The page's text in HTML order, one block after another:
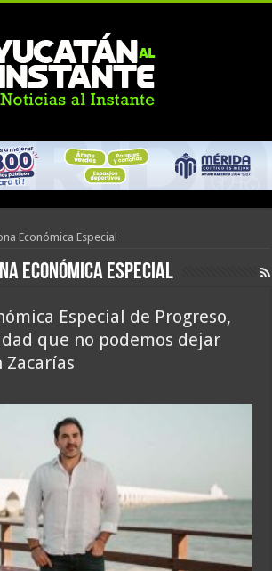
Económica Especial
Económica Especial
Especial de Progreso,
que no podemos dejar
Zacarías